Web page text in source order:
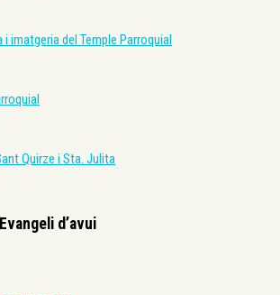
imatgeria del Temple Parroquial
Quirze i Sta. Julita
d’avui